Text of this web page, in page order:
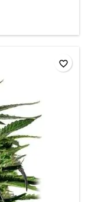
700-800
200 cm en
cítricos y un
favorite_border